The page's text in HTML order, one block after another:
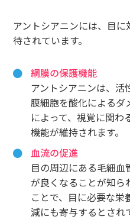
アントシアニンには、目
待されています。
網膜の保護機能
アントシアニンは、活
膜細胞を酸化によるダ
によって、視覚に関わ
機能が維持されます。
血流の促進
目の周辺にある毛細
が良くなることが知ら
ことで、目に必要な
減にも寄与するとされ